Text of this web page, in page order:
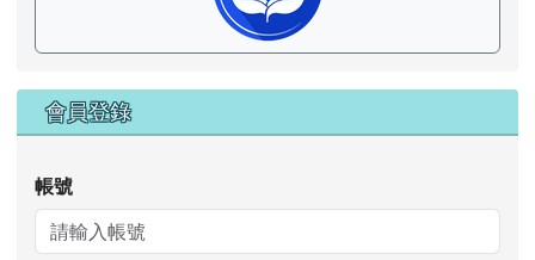
會員登錄
帳號